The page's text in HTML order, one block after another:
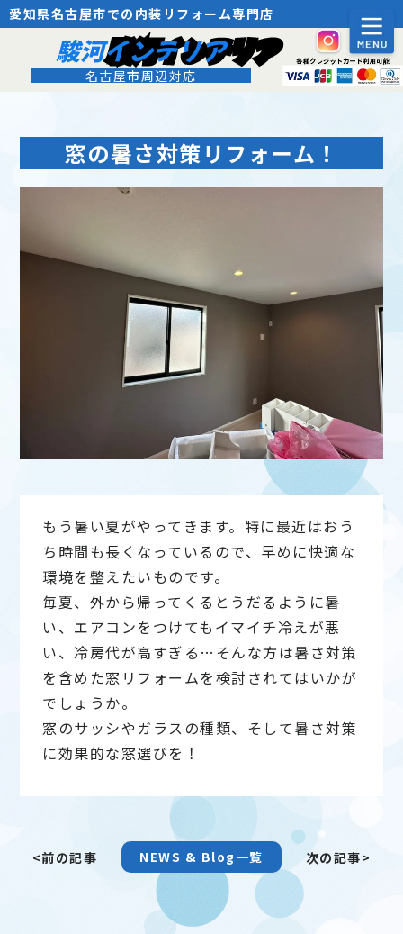
愛知県名古屋市での内装リフォーム専門店
駿河インテリア
名古屋市周辺対応
窓の暑さ対策リフォーム！
もう暑い夏がやってきます。特に最近はおう
ち時間も長くなっているので、早めに快適な
環境を整えたいものです。
毎夏、外から帰ってくるとうだるように暑
い、エアコンをつけてもイマイチ冷えが悪
い、冷房代が高すぎる…そんな方は暑さ対策
を含めた窓リフォームを検討されてはいかが
でしょうか。
窓のサッシやガラスの種類、そして暑さ対策
に効果的な窓選びを！
<前の記事 NEWS & Blog一覧 次の記事>